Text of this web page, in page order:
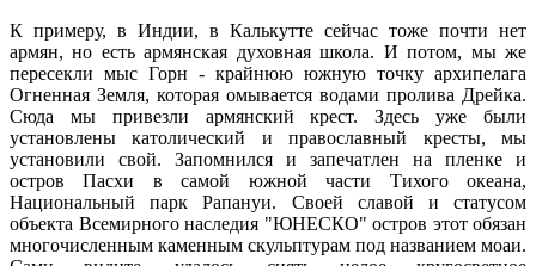
К примеру, в Индии, в Калькутте сейчас тоже почти нет
армян, но есть армянская духовная школа. И потом, мы же
пересекли мыс Горн - крайнюю южную точку архипелага
Огненная Земля, которая омывается водами пролива Дрейка.
Сюда мы привезли армянский крест. Здесь уже были
установлены католический и православный кресты, мы
установили свой. Запомнился и запечатлен на пленке и
остров Пасхи в самой южной части Тихого океана,
Национальный парк Рапануи. Своей славой и статусом
объекта Всемирного наследия "ЮНЕСКО" остров этот обязан
многочисленным каменным скульптурам под названием моаи.